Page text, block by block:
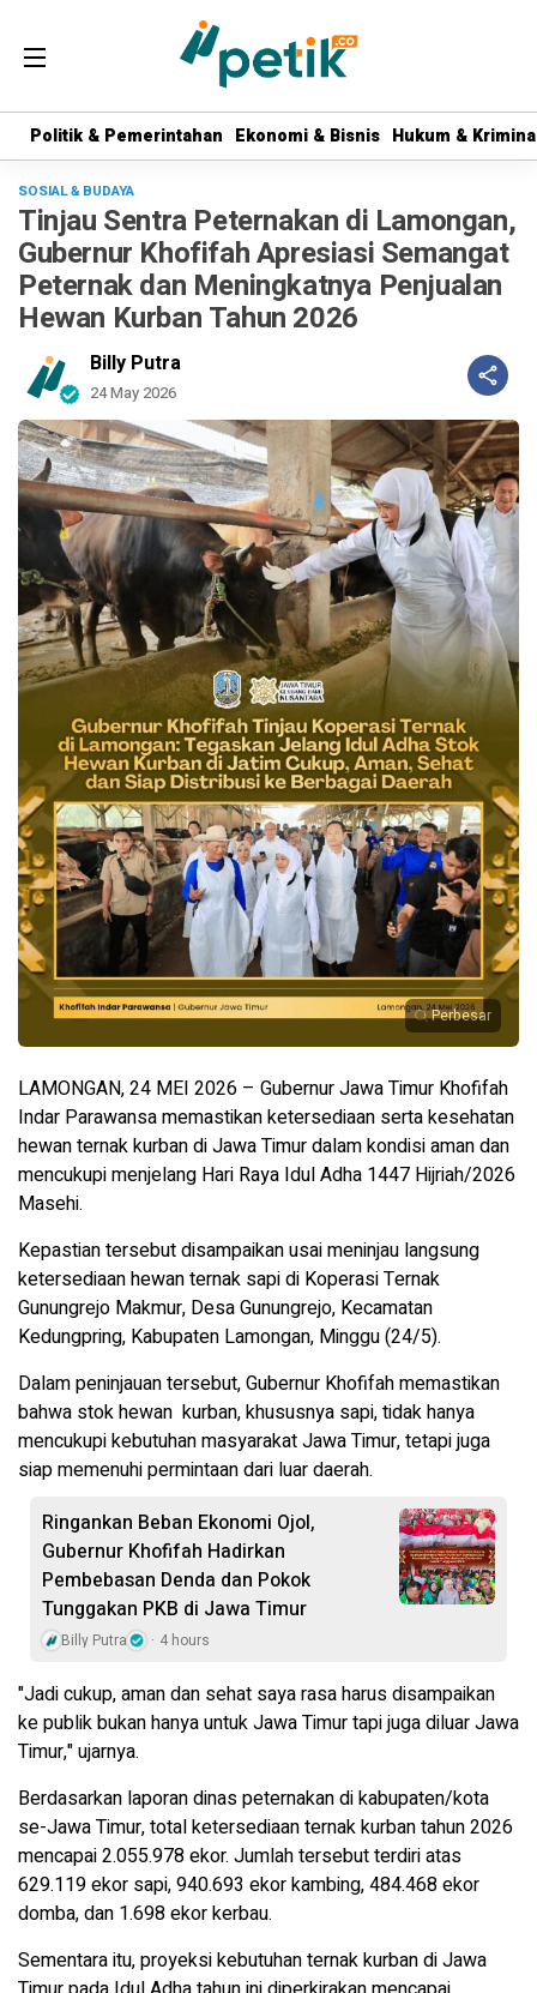
Politik & Pemerintahan Ekonomi & Bisnis Hukum &
Politik & Pemerintahan Ekonomi & Bisnis Hukum &
SOSIAL & BUDAYA
Tinjau Sentra Peternakan di Lamongan,
Gubernur Khofifah Apresiasi Semangat
Peternak dan Meningkatnya Penjualan
Hewan Kurban Tahun 2026
Billy Putra
24 May 2026
Perbesar
LAMONGAN, 24 MEI 2026 – Gubernur Jawa Timur Khofifah
Indar Parawansa memastikan ketersediaan serta kesehatan
hewan ternak kurban di Jawa Timur dalam kondisi aman dan
mencukupi menjelang Hari Raya Idul Adha 1447 Hijriah/2026
Masehi.
Kepastian tersebut disampaikan usai meninjau langsung
ketersediaan hewan ternak sapi di Koperasi Ternak
Gunungrejo Makmur, Desa Gunungrejo, Kecamatan
Kedungpring, Kabupaten Lamongan, Minggu (24/5).
Dalam peninjauan tersebut, Gubernur Khofifah memastikan
bahwa stok hewan kurban, khususnya sapi, tidak hanya
mencukupi kebutuhan masyarakat Jawa Timur, tetapi juga
siap memenuhi permintaan dari luar daerah.
Ringankan Beban Ekonomi Ojol,
Gubernur Khofifah Hadirkan
Pembebasan Denda dan Pokok
Tunggakan PKB di Jawa Timur
Billy Putra 4 hours
"Jadi cukup, aman dan sehat saya rasa harus disampaikan
ke publik bukan hanya untuk Jawa Timur tapi juga diluar Jawa
Timur," ujarnya.
Berdasarkan laporan dinas peternakan di kabupaten/kota
se-Jawa Timur, total ketersediaan ternak kurban tahun 2026
mencapai 2.055.978 ekor. Jumlah tersebut terdiri atas
629.119 ekor sapi, 940.693 ekor kambing, 484.468 ekor
domba, dan 1.698 ekor kerbau.
Sementara itu, proyeksi kebutuhan ternak kurban di Jawa